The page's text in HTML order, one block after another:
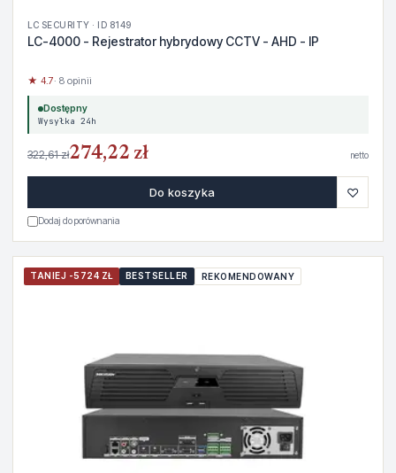
LC SECURITY · ID 8149
LC-4000 - Rejestrator hybrydowy CCTV - AHD - IP
★ 4.7· 8 opinii
Dostępny
Wysyłka 24h
322,61 zł274,22 zł netto
Do koszyka ♡
Dodaj do porównania
TANIEJ -5724 ZŁ BESTSELLER REKOMENDOWANY